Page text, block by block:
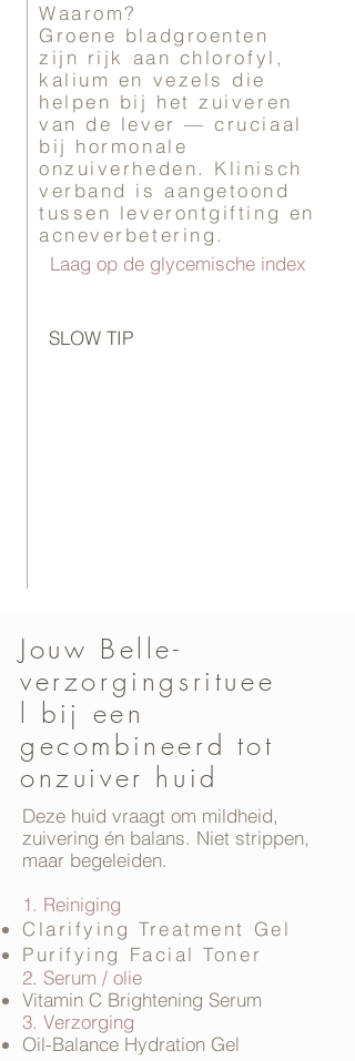
Waarom?
Groene bladgroenten
zijn rijk aan chlorofyl,
kalium en vezels die
helpen bij het zuiveren
van de lever — cruciaal
bij hormonale
onzuiverheden. Klinisch
verband is aangetoond
tussen leverontgifting en
acneverbetering.
Laag op de glycemische index
SLOW TIP
Jouw Belle-
verzorgingsrituee
l bij een
gecombineerd tot
onzuiver huid
Deze huid vraagt om mildheid,
zuivering én balans. Niet strippen,
maar begeleiden.
1. Reiniging
Clarifying Treatment Gel
Purifying Facial Toner
2. Serum / olie
Vitamin C Brightening Serum
3. Verzorging
Oil-Balance Hydration Gel